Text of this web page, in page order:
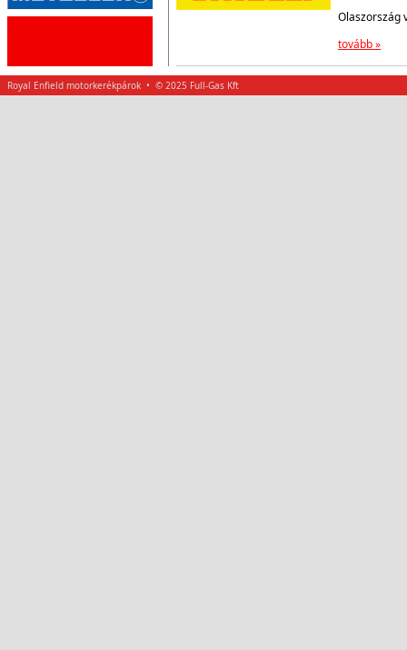
Olaszország
tovább »
Royal Enfield motorkerékpárok • © 2025 Full-Gas Kft